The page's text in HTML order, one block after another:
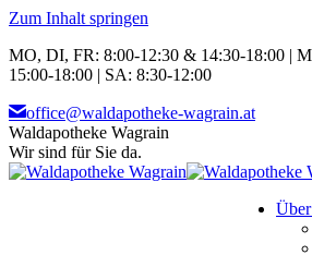
Zum Inhalt springen
MO, DI, FR: 8:00-12:30 & 14:30-18:00 |
15:00-18:00 | SA: 8:30-12:00
office@waldapotheke-wagrain.at
Waldapotheke Wagrain
Wir sind für Sie da.